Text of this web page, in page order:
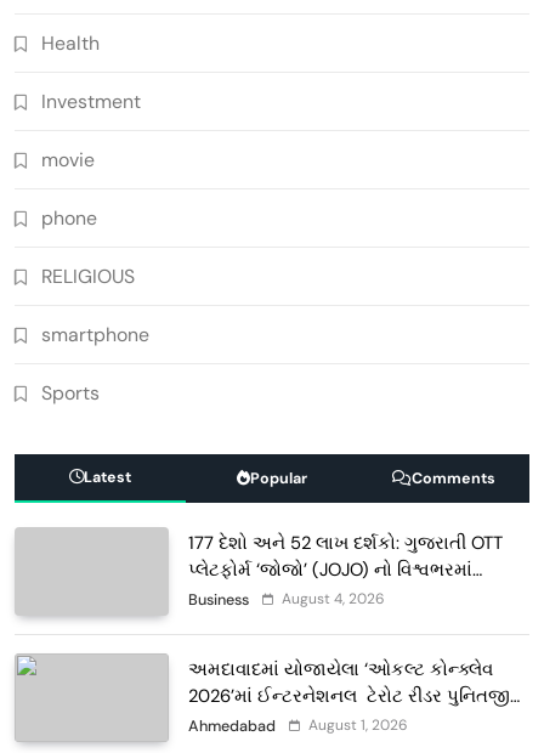
Health
Investment
movie
phone
RELIGIOUS
smartphone
Sports
Latest Popular Comments
177 દેશો અને 52 લાખ દર્શકો: ગુજરાતી OTT
પ્લેટફોર્મ ‘જોજો’ (JOJO) નો વિશ્વભરમાં
દબદબો
Business August 4, 2026
અમદાવાદમાં યોજાયેલા ‘ઓકલ્ટ કોન્ક્લેવ
2026’માં ઈન્ટરનેશનલ ટેરોટ રીડર પુનિતજી
લુલ્લા એ ટેરોટ કાર્ડ રીડિંગ અંગે માહિતી આપી
Ahmedabad August 1, 2026